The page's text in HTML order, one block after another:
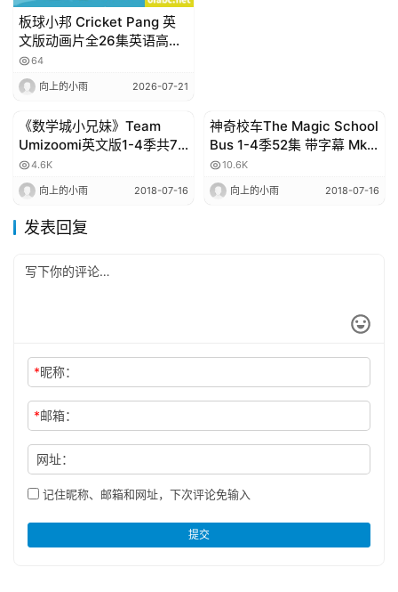
板球小邦 Cricket Pang 英
文版动画片全26集英语高清
1080P视频MP4网盘下载
64
向上的小雨 2026-07-21
3-6岁动画
《数学城小兄妹》Team
Umizoomi英文版1-4季共77
集 幼儿数学概念训练适合3-
6岁 AVI
4.6K
向上的小雨 2018-07-16
3-6岁动画
神奇校车The Magic School
Bus 1-4季52集 带字幕 Mkv
格式 百度网盘下载
10.6K
向上的小雨 2018-07-16
发表回复
*昵称：
*邮箱：
网址：
记住昵称、邮箱和网址，下次评论免输入
提交